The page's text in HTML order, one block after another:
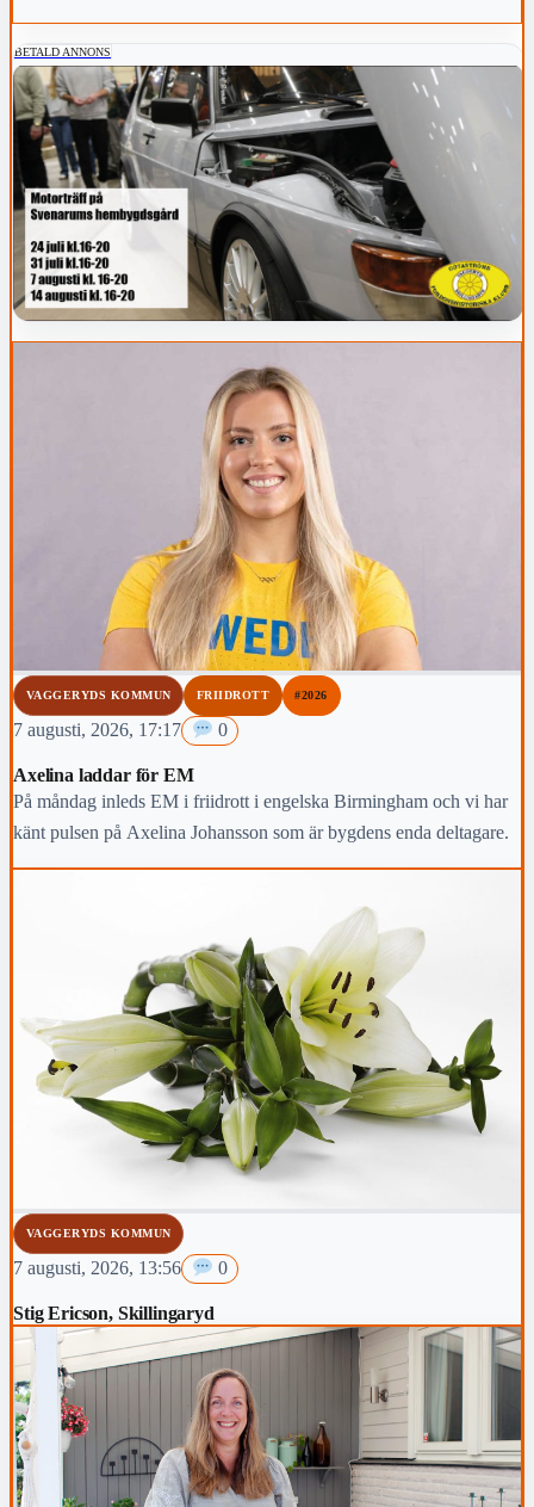
BETALD ANNONS
VAGGERYDS KOMMUN FRIIDROTT #2026
7 augusti, 2026, 17:17 0
Axelina laddar för EM
På måndag inleds EM i friidrott i engelska Birmingham och vi har
känt pulsen på Axelina Johansson som är bygdens enda deltagare.
VAGGERYDS KOMMUN
7 augusti, 2026, 13:56 0
Stig Ericson, Skillingaryd